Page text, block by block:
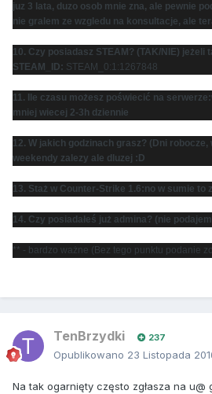
juz 3 lata, duzo osob mnie zna, ale pewnie
nie gralem ze wzgledu na konsultacje, ale
10. Czy posiadasz STEAM? (TAK/NIE) jeżeli
STEAM_ID: STEAM_0:1:1267848
11. Ile czasu możesz poświecić na
mniej wiecej 2-3h dziennie
12. W jakich godzinach grasz? (Dni robocze,
weekendy zalezy ale dluzej :D
13. Staż w Counter-Strike 1.6:no w sumie to
14. Czy posiadałeś już admina? (nie
** - bardzo ważne (Bez tego punktu podanie
TenBrzydki 237
Opublikowano 23 Listopada
Na tak ogarnięty często zgłasza na